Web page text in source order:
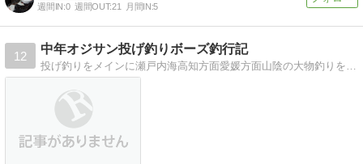
週間IN:0 週間OUT:21 月間IN:5
12
中年オジサン投げ釣りボーズ釣行記